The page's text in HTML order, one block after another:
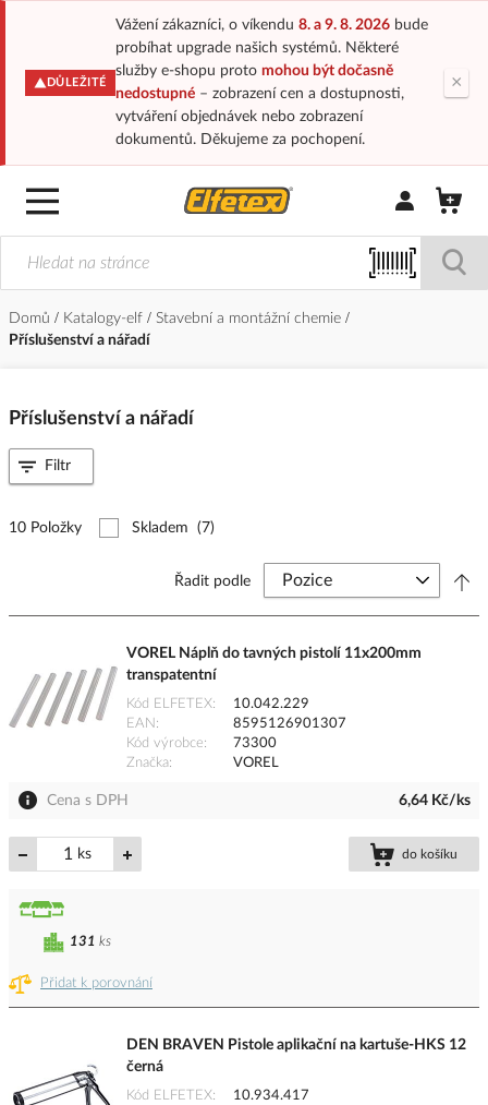
DŮLEŽITÉ
Vážení zákazníci, o víkendu 8. a 9. 8. 2026bude
probíhat upgrade našich systémů. Některé
služby e-shopu proto mohou být dočasně
nedostupné– zobrazení cen a dostupnosti,
vytváření objednávek nebo zobrazení
dokumentů. Děkujeme za pochopení.
×
Přihlásit/
Domů Katalogy-elf
Stavební a montážní chemie
Příslušenství a nářadí
Příslušenství a nářadí
10 Položky Skladem (7)
Řadit podle
VOREL Náplň do tavných pistolí 11x200mm
transpatentní
Kód ELFETEX
10.042.229
EAN
8595126901307
Kód výrobce
73300
Značka
VOREL
Cena s DPH 6,64 Kč/ks
ks do košíku
Přidat k porovnání
131 ks
DEN BRAVEN Pistole aplikační na kartuše-HKS 12
černá
Kód ELFETEX
10.934.417
Filtr